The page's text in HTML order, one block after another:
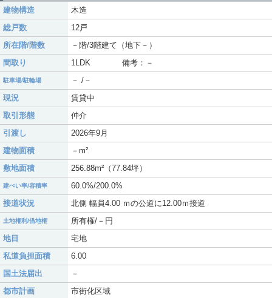
建物構造
木造
総戸数
12戸
所在階/階数
－階/3階建て（地下－）
間取り
1LDK 備考：－
駐車場/駐輪場
－ /－
現況
賃貸中
取引形態
仲介
引渡し
2026年9月
建物面積
－m²
敷地面積
256.88m²（77.84坪）
建ぺい率/容積率
60.0%/200.0%
接道状況
北側 幅員4.00 ｍの公道に12.00ｍ接道
土地権利/借地権
所有権/－円
地目
宅地
私道負担面積
6.00
国土法届出
－
都市計画
市街化区域